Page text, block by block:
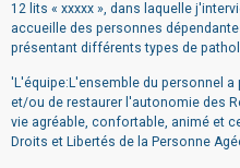
12 lits « xxxxx », dans laquelle
accueille des personnes
présentant différents types de
'L'équipe:L'ensemble du personnel
et/ou de restaurer l'autonomie des
vie agréable, confortable, animé et
Droits et Libertés de la Personne